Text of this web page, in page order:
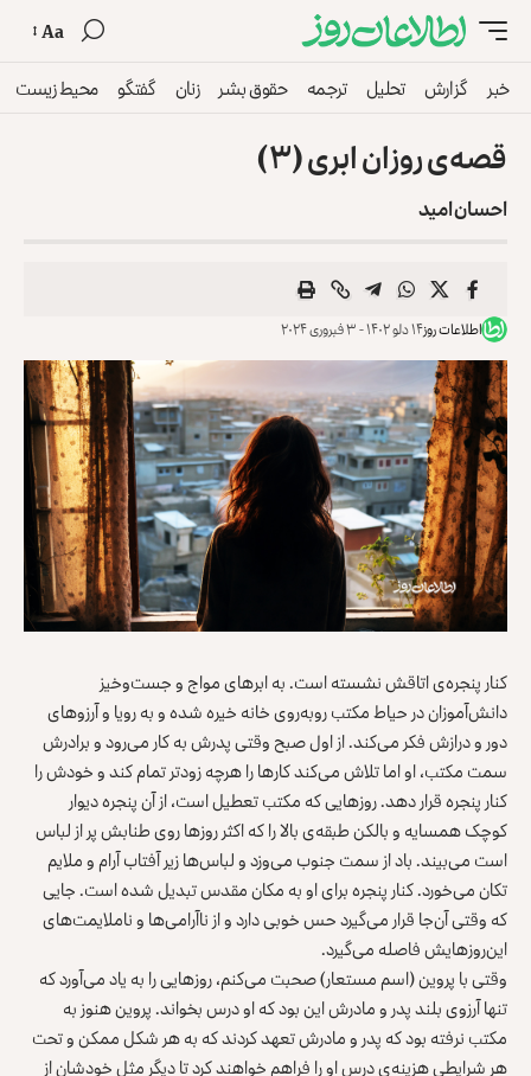
Aa
خبر گزارش تحلیل ترجمه حقوق بشر زنان گفتگو محیط زیست
قصه‌ی روزان ابری (۳)
احسان امید
اطلاعات روز۱۴ دلو ۱۴۰۲ - ۳ فبروری ۲۰۲۴
کنار پنجره‎‌ی اتاقش نشسته است. به ابرهای مواج و جست‌وخیز
دانش‌آموزان در حیاط مکتب روبه‌روی خانه خیره شده و به رویا و آرزوهای
دور و درازش فکر می‌کند. از اول صبح وقتی پدرش به کار می‌رود و برادرش
سمت مکتب، او اما تلاش می‌کند کارها را هرچه زودتر تمام کند و خودش را
کنار پنجره قرار دهد. روزهایی که مکتب تعطیل است، از آن پنجره دیوار
کوچک همسایه و بالکن ‌طبقه‌ی بالا را که اکثر روزها روی طنابش پر از لباس
است می‌بیند. باد از سمت جنوب می‌وزد و لباس‌ها زیر آفتاب آرام و ملایم
تکان می‌خورد. کنار پنجره برای او به مکان مقدس تبدیل شده است. جایی‌
که وقتی آن‌جا قرار می‌گیرد حس خوبی دارد و از ناآرامی‌ها و ناملایمت‌های
این‌روزهایش فاصله می‌گیرد.
وقتی با پروین (اسم مستعار) صحبت می‌کنم، روزهایی را به یاد می‌آورد که
تنها آرزوی بلند پدر و مادرش این بود که او درس بخواند. پروین هنوز به
مکتب نرفته بود که پدر و مادرش تعهد کردند که به هر شکل ممکن و تحت
هر شرایطی هزینه‌ی درس او را فراهم خواهند کرد تا دیگر مثل خودشان از